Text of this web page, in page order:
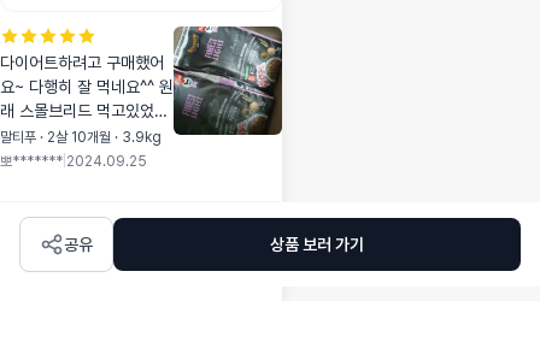
다이어트하려고 구매했어
요~ 다행히 잘 먹네요^^ 원
래 스몰브리드 먹고있었는
데, 라이트도 기호성 아주
좋네요!!
말티푸 · 2살 10개월 · 3.9kg
뽀******* 2024.09.25
공유 상품 보러 가기